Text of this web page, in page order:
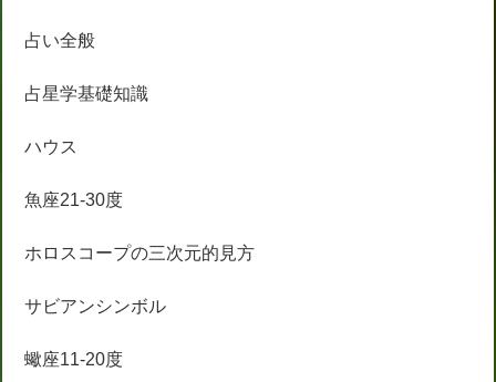
占い全般
占星学基礎知識
ハウス
魚座21-30度
ホロスコープの三次元的見方
サビアンシンボル
蠍座11-20度